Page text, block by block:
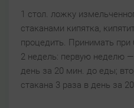
1 стол. ложку
стаканами кипятка,
процедить. Принимать при
2 недель: первую неделю
день за 20 мин. до еды;
стакана 3 раза в день за